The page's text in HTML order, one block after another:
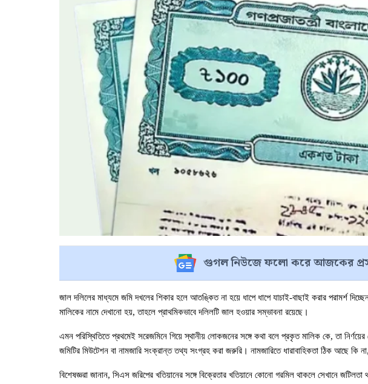
গুগল নিউজে ফলো করে আজকের
জাল দলিলের মাধ্যমে জমি দখলের শিকার হলে আতঙ্কিত না হয়ে ধাপে ধাপে যাচাই-বাছাই করার পরামর্শ
মালিকের নামে দেখানো হয়, তাহলে প্রাথমিকভাবে দলিলটি জাল হওয়ার সম্ভাবনা রয়েছে।
এমন পরিস্থিতিতে প্রথমেই সরেজমিনে গিয়ে স্থানীয় লোকজনের সঙ্গে কথা বলে প্রকৃত মালিক কে, তা নির্ণয়ের
জমিটির মিউটেশন বা নামজারি সংক্রান্ত তথ্য সংগ্রহ করা জরুরি। নামজারিতে ধারাবাহিকতা ঠিক আছে কি
বিশেষজ্ঞরা জানান, সিএস জরিপের খতিয়ানের সঙ্গে বিক্রেতার খতিয়ানে কোনো গরমিল থাকলে সেখানে